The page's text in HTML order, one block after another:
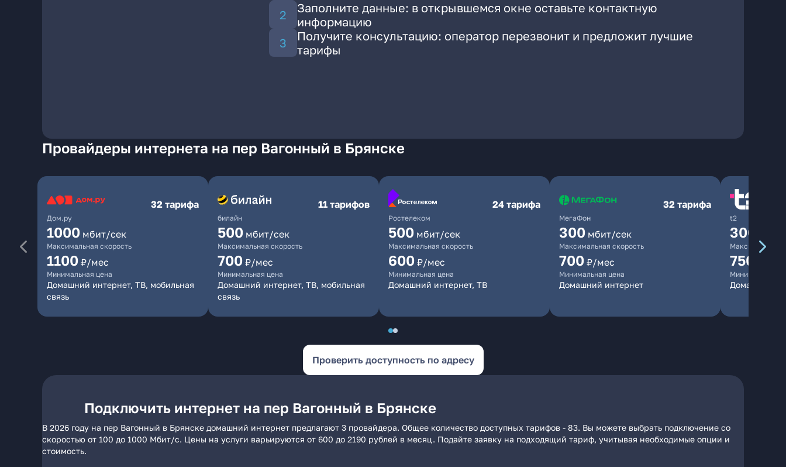
Заполните данные: в открывшемся окне оставьте контактную
информацию
Получите консультацию: оператор перезвонит и предложит лучшие
тарифы
Провайдеры интернета на пер Вагонный в Брянске
Дом.ру
32 тарифа
1000 мбит/сек
Максимальная скорость
1100 ₽/мес
Минимальная цена
Домашний интернет, ТВ, мобильная
связь
билайн
11 тарифов
500 мбит/сек
Максимальная скорость
700 ₽/мес
Минимальная цена
Домашний интернет, ТВ, мобильная
связь
Ростелеком
24 тарифа
500 мбит/сек
Максимальная скорость
600 ₽/мес
Минимальная цена
Домашний интернет, ТВ
МегаФон
32 тарифа
300 мбит/сек
Максимальная скорость
700 ₽/мес
Минимальная цена
Домашний интернет
t2
300
Максимальная
750
Минимальная
Домашний
Проверить доступность по адресу
Подключить интернет на пер Вагонный в Брянске
В 2026 году на пер Вагонный в Брянске домашний интернет предлагают 3 провайдера. Общее количество доступных тарифов - 83. Вы можете выбрать подключение со
скоростью от 100 до 1000 Мбит/с. Цены на услуги варьируются от 600 до 2190 рублей в месяц. Подайте заявку на подходящий тариф, учитывая необходимые опции и
стоимость.